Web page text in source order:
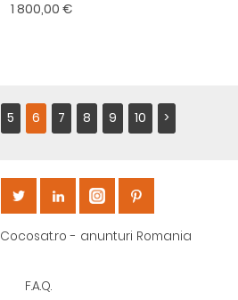
1 800,00 €
5 6 7 8 9 10 >
Cocosat.ro - anunturi Romania
F.A.Q.